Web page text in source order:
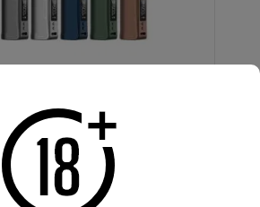
VAPORESSO
: La gamme GEN de chez
désormais en...
OUT OF STOCK